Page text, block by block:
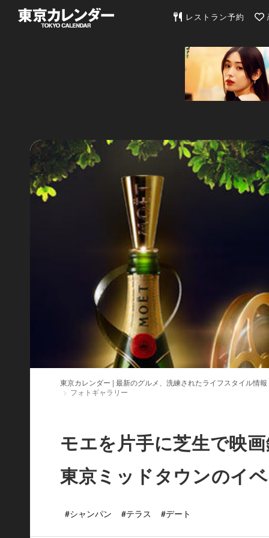
東京カレンダー | 最新
レストラン予約
東京カレンダー | 最新のグルメ、洗練されたライフスタイル情報
フォトギャラリー
モエを片手に芝生で映
東京ミッドタウンのイ
#シャンパン #テラス #デート